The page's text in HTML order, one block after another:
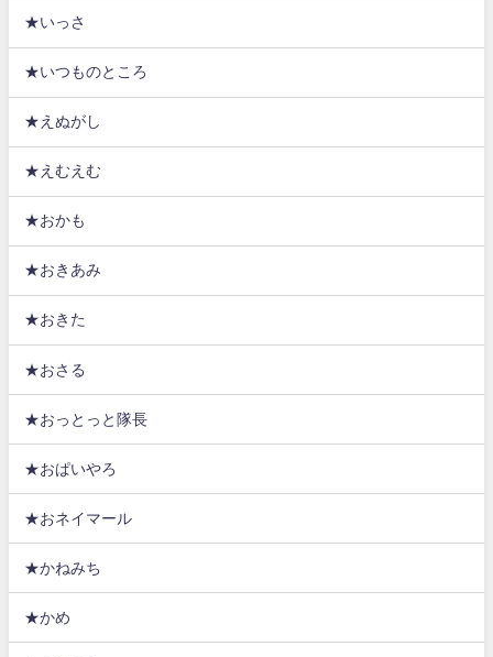
★いっさ
★いつものところ
★えぬがし
★えむえむ
★おかも
★おきあみ
★おきた
★おさる
★おっとっと隊長
★おぱいやろ
★おネイマール
★かねみち
★かめ